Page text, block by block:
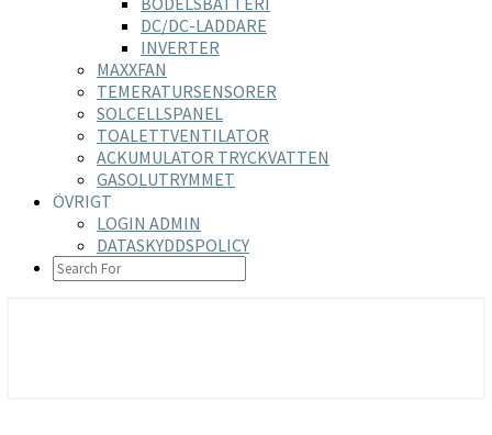
DC/DC-LADDARE
INVERTER
MAXXFAN
TEMERATURSENSORER
SOLCELLSPANEL
TOALETTVENTILATOR
ACKUMULATOR TRYCKVATTEN
GASOLUTRYMMET
ÖVRIGT
LOGIN ADMIN
DATASKYDDSPOLICY
SEARCH
ICON